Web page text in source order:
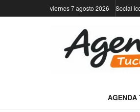
viernes 7 agosto 2026 Social
AGENDA